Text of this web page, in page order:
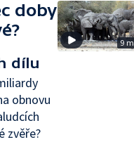
doby
dílu
obnovu
zvěře?
9